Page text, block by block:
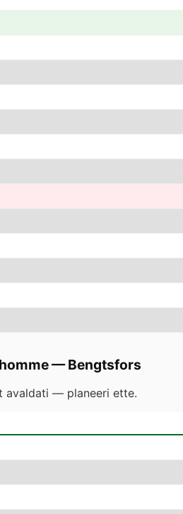
—Bengtsfors
avaldati — planeeri ette.